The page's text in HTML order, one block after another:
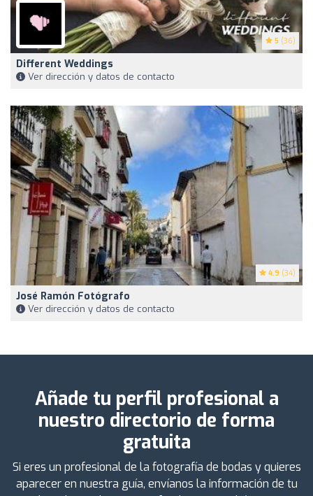
5 (36)
Different Weddings
Ver dirección y datos de contacto
4.9 (34)
José Ramón Fotógrafo
Ver dirección y datos de contacto
Añade tu perfil profesional a
nuestro directorio de forma
gratuita
Si eres un profesional de la fotografía de bodas y quieres
aparecer en nuestra guía, envíanos la información de tu